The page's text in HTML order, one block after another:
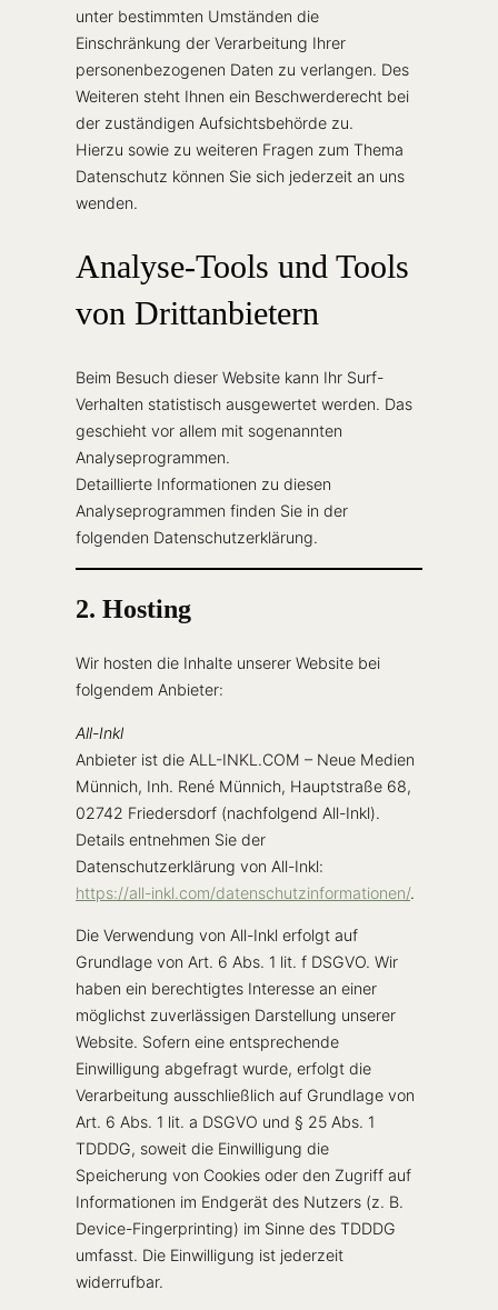
unter bestimmten Umständen die
Einschränkung der Verarbeitung Ihrer
personenbezogenen Daten zu verlangen. Des
Weiteren steht Ihnen ein Beschwerderecht bei
der zuständigen Aufsichtsbehörde zu.
Hierzu sowie zu weiteren Fragen zum Thema
Datenschutz können Sie sich jederzeit an uns
wenden.
Analyse-Tools und Tools
von Drittanbietern
Beim Besuch dieser Website kann Ihr Surf-
Verhalten statistisch ausgewertet werden. Das
geschieht vor allem mit sogenannten
Analyseprogrammen.
Detaillierte Informationen zu diesen
Analyseprogrammen finden Sie in der
folgenden Datenschutzerklärung.
2. Hosting
Wir hosten die Inhalte unserer Website bei
folgendem Anbieter:
All-Inkl
Anbieter ist die ALL-INKL.COM – Neue Medien
Münnich, Inh. René Münnich, Hauptstraße 68,
02742 Friedersdorf (nachfolgend All-Inkl).
Details entnehmen Sie der
Datenschutzerklärung von All-Inkl:
https://all-inkl.com/datenschutzinformationen/.
Die Verwendung von All-Inkl erfolgt auf
Grundlage von Art. 6 Abs. 1 lit. f DSGVO. Wir
haben ein berechtigtes Interesse an einer
möglichst zuverlässigen Darstellung unserer
Website. Sofern eine entsprechende
Einwilligung abgefragt wurde, erfolgt die
Verarbeitung ausschließlich auf Grundlage von
Art. 6 Abs. 1 lit. a DSGVO und § 25 Abs. 1
TDDDG, soweit die Einwilligung die
Speicherung von Cookies oder den Zugriff auf
Informationen im Endgerät des Nutzers (z. B.
Device-Fingerprinting) im Sinne des TDDDG
umfasst. Die Einwilligung ist jederzeit
widerrufbar.